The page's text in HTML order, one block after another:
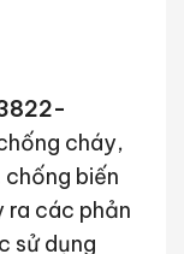
cháy,
biến
ra các phản
sử dụng